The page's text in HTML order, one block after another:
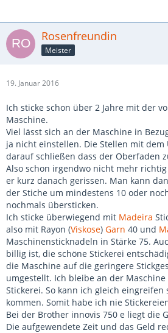
Rosenfreundin
Meister
19. Januar 2016
Ich sticke schon über 2 Jahre mit der
Maschine.
Viel lässt sich an der Maschine in
ja nicht einstellen. Die Stellen mit dem
darauf schließen dass der Oberfaden
Also schon irgendwo nicht mehr
er kurz danach gerissen. Man kann
der Stiche um mindestens 10 oder
nochmals übersticken.
Ich sticke überwiegend mit Madeira
also mit Rayon (Viskose) Garn 40 und
Maschinensticknadeln in Stärke 75.
billig ist, die schöne Stickerei
die Maschine auf die geringere
umgestellt. Ich bleibe an der
Stickerei. So kann ich gleich eingreifen
kommen. Somit habe ich nie
Bei der Brother innovis 750 e liegt die
Die aufgewendete Zeit und das Geld